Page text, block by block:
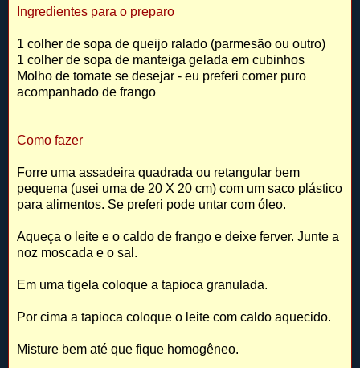
Ingredientes para o preparo
1 colher de sopa de queijo ralado (parmesão ou outro)
1 colher de sopa de manteiga gelada em cubinhos
Molho de tomate se desejar - eu preferi comer puro
acompanhado de frango
Como fazer
Forre uma assadeira quadrada ou retangular bem
pequena (usei uma de 20 X 20 cm) com um saco plástico
para alimentos. Se preferi pode untar com óleo.
Aqueça o leite e o caldo de frango e deixe ferver. Junte a
noz moscada e o sal.
Em uma tigela coloque a tapioca granulada.
Por cima a tapioca coloque o leite com caldo aquecido.
Misture bem até que fique homogêneo.